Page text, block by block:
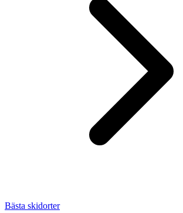
Bästa skidorter